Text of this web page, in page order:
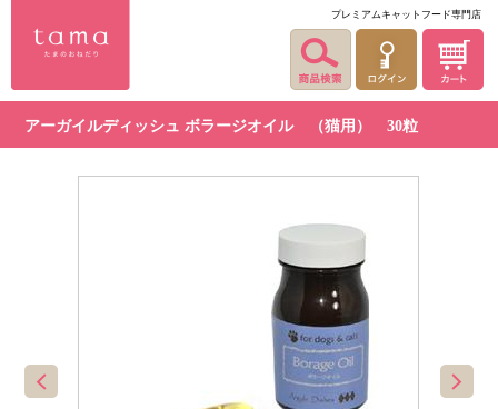
プレミアムキャットフード専門店
アーガイルディッシュ ボラージオイル （猫用） 30粒